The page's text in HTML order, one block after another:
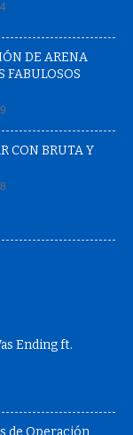
DE ARENA
FABULOSOS
CON BRUTA Y
Ending ft.